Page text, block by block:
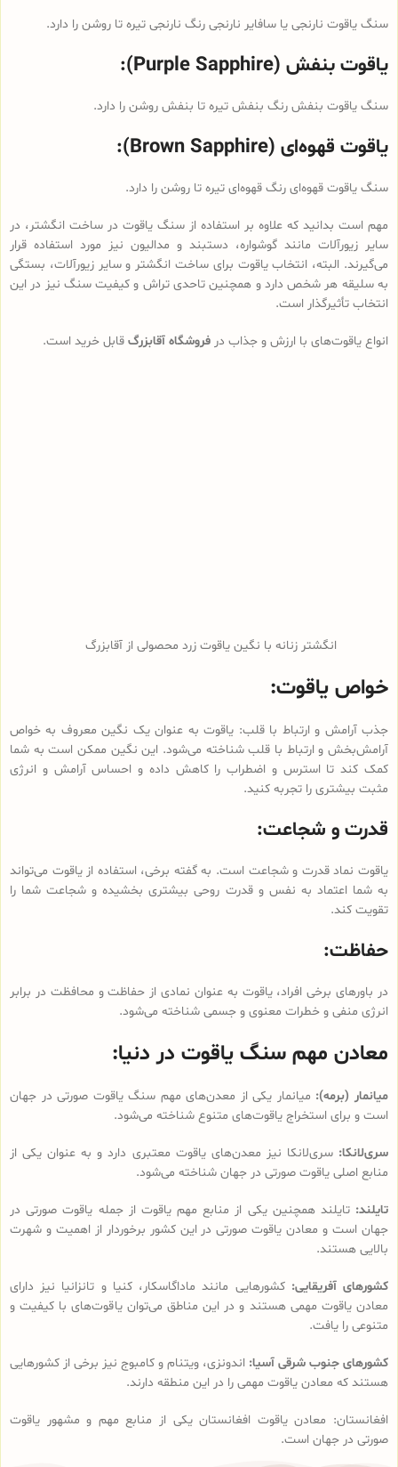
سنگ یاقوت نارنجی یا سافایر نارنجی رنگ نارنجی تیره تا روشن را دارد.
یاقوت بنفش (Purple Sapphire):
سنگ یاقوت بنفش رنگ بنفش تیره تا بنفش روشن را دارد.
یاقوت قهوه‌ای (Brown Sapphire):
سنگ یاقوت قهوه‌ای رنگ قهوه‌ای تیره تا روشن را دارد.
مهم است بدانید که علاوه بر استفاده از سنگ یاقوت‌ در ساخت انگشتر، در
سایر زیورآلات مانند گوشواره، دستبند و مدالیون نیز مورد استفاده قرار
می‌گیرند. البته، انتخاب یاقوت برای ساخت انگشتر و سایر زیورآلات، بستگی
به سلیقه هر شخص دارد و همچنین تاحدی تراش و کیفیت سنگ نیز در این
انتخاب تأثیرگذار است.
انواع یاقوت‌های با ارزش و جذاب در فروشگاه آقابزرگ قابل خرید است.
انگشتر زنانه با نگین یاقوت زرد محصولی از آقابزرگ
خواص یاقوت:
جذب آرامش و ارتباط با قلب: یاقوت به عنوان یک نگین معروف به خواص
آرامش‌بخش و ارتباط با قلب شناخته می‌شود. این نگین ممکن است به شما
کمک کند تا استرس و اضطراب را کاهش داده و احساس آرامش و انرژی
مثبت بیشتری را تجربه کنید.
قدرت و شجاعت:
یاقوت نماد قدرت و شجاعت است. به گفته برخی، استفاده از یاقوت می‌تواند
به شما اعتماد به نفس و قدرت روحی بیشتری بخشیده و شجاعت شما را
تقویت کند.
حفاظت:
در باورهای برخی افراد، یاقوت به عنوان نمادی از حفاظت و محافظت در برابر
انرژی منفی و خطرات معنوی و جسمی شناخته می‌شود.
معادن مهم سنگ یاقوت در دنیا:
میانمار (برمه): میانمار یکی از معدن‌های مهم سنگ یاقوت صورتی در جهان
است و برای استخراج یاقوت‌های متنوع شناخته می‌شود.
سری‌لانکا: سری‌لانکا نیز معدن‌های یاقوت معتبری دارد و به عنوان یکی از
منابع اصلی یاقوت صورتی در جهان شناخته می‌شود.
تایلند: تایلند همچنین یکی از منابع مهم یاقوت از جمله یاقوت صورتی در
جهان است و معادن یاقوت صورتی در این کشور برخوردار از اهمیت و شهرت
بالایی هستند.
کشورهای آفریقایی: کشورهایی مانند ماداگاسکار، کنیا و تانزانیا نیز دارای
معادن یاقوت مهمی هستند و در این مناطق می‌توان یاقوت‌های با کیفیت و
متنوعی را یافت.
کشورهای جنوب شرقی آسیا: اندونزی، ویتنام و کامبوج نیز برخی از کشورهایی
هستند که معادن یاقوت مهمی را در این منطقه دارند.
افغانستان: معادن یاقوت افغانستان یکی از منابع مهم و مشهور یاقوت
صورتی در جهان است.